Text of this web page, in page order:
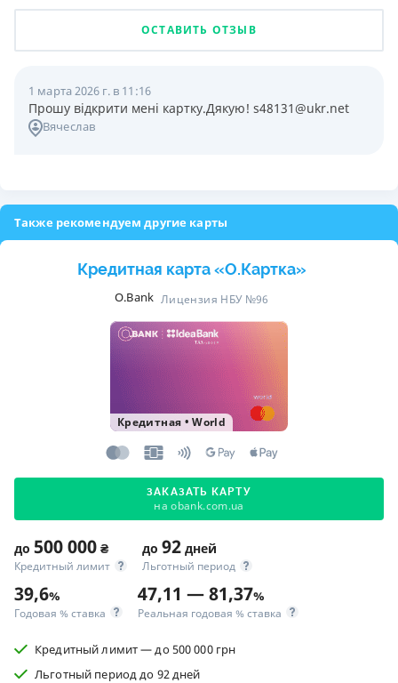
ОСТАВИТЬ ОТЗЫВ
1 марта 2026 г. в 11:16
Прошу відкрити мені картку.Дякую! s48131@ukr.net
Вячеслав
Также рекомендуем другие карты
Кредитная карта «O.Картка»
O.Bank Лицензия НБУ №96
Кредитная •World
ЗАКАЗАТЬ КАРТУ
на obank.com.ua
до 500 000 ₴
Кредитный лимит
до 92 дней
Льготный период
39,6%
Годовая % ставка
47,11 — 81,37%
Реальная годовая % ставка
Кредитный лимит — до 500 000 грн
Льготный период до 92 дней